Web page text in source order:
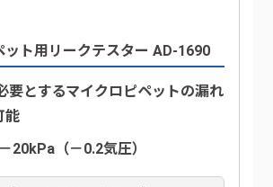
ット用リークテスター AD-1690
要とするマイクロピペットの漏れ
能
20kPa（－0.2気圧）